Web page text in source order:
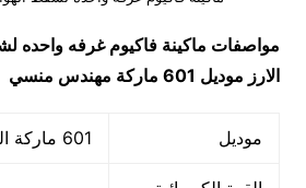
مواصفات ماكينة فاكيوم غرفه واحده
الارز موديل 601 ماركة مهندس منسي
موديل 601 ماركة المهندس منسي